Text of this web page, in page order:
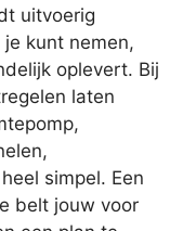
uitvoerig
kunt nemen,
oplevert. Bij
laten
simpel. Een
belt jouw voor